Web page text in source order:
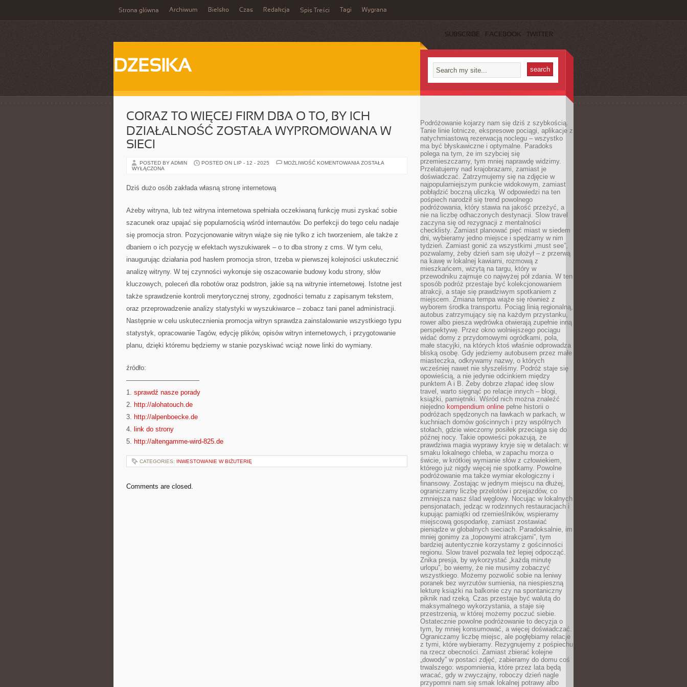
Strona główna Archiwum Bielsko Czas Redakcja Spis Treści Tagi Wygrana
SUBSCRIBE FACEBOOK TWITTER
DZESIKA
CORAZ TO WIĘCEJ FIRM DBA O TO, BY ICH
DZIAŁALNOŚĆ ZOSTAŁA WYPROMOWANA W
SIECI
POSTED BY ADMIN POSTED ON LIP - 12 - 2025 MOŻLIWOŚĆ KOMENTOWANIA CORAZ
DZIAŁALNOŚĆ
WYPROMOWANA
SIECI
ZOSTAŁA
WYŁĄCZONA
Dziś dużo osób zakłada własną stronę internetową
Ażeby witryna, lub też witryna internetowa spełniała oczekiwaną funkcję musi zyskać sobie
szacunek oraz upajać się popularnością wśród internautów. Do perfekcji do tego celu nadaje
się promocja stron. Pozycjonowanie witryn wiąże się nie tylko z ich tworzeniem, ale także z
dbaniem o ich pozycję w efektach wyszukiwarek – o to dba strony z cms. W tym celu,
inaugurując działania pod hasłem promocja stron, trzeba w pierwszej kolejności uskutecznić
analizę witryny. W tej czynności wykonuje się oszacowanie budowy kodu strony, słów
kluczowych, poleceń dla robotów oraz podstron, jakie są na witrynie internetowej. Istotne jest
także sprawdzenie kontroli merytorycznej strony, zgodności tematu z zapisanym tekstem,
oraz przeprowadzenie analizy statystyki w wyszukiwarce – zobacz tani panel administracji.
Następnie w celu uskutecznienia promocja witryn sprawdza zainstalowanie wszystkiego typu
statystyk, opracowanie Tagów, edycję plików, opisów witryn internetowych, i przygotowanie
planu, dzięki któremu będziemy w stanie pozyskiwać wciąż nowe linki do wymiany.
źródło:
———————————
1. sprawdź nasze porady
2. http://alohatouch.de
3. http://alpenboecke.de
4. link do strony
5. http://altengamme-wird-825.de
CATEGORIES: INWESTOWANIE W BIŻUTERIĘ
Comments are closed.
Podróżowanie kojarzy nam się dziś z szybkością.
Tanie linie lotnicze, ekspresowe pociągi, aplikacje z
natychmiastową rezerwacją noclegu – wszystko
ma być błyskawiczne i optymalne. Paradoks
polega na tym, że im szybciej się
przemieszczamy, tym mniej naprawdę widzimy.
Przelatujemy nad krajobrazami, zamiast je
doświadczać. Zatrzymujemy się na zdjęcie w
najpopularniejszym punkcie widokowym, zamiast
pobłądzić boczną uliczką. W odpowiedzi na ten
pośpiech narodził się trend powolnego
podróżowania, który stawia na jakość przeżyć, a
nie na liczbę odhaczonych destynacji. Slow travel
zaczyna się od rezygnacji z mentalności
checklisty. Zamiast planować pięć miast w siedem
dni, wybieramy jedno miejsce i spędzamy w nim
tydzień. Zamiast gonić za wszystkimi „must see”,
pozwalamy, żeby dzień sam się ułożył – z przerwą
na kawę w lokalnej kawiarni, rozmową z
mieszkańcem, wizytą na targu, który w
przewodniku zajmuje co najwyżej pół zdania. W ten
sposób podróż przestaje być kolekcjonowaniem
atrakcji, a staje się prawdziwym spotkaniem z
miejscem. Zmiana tempa wiąże się również z
wyborem środka transportu. Pociąg linią regionalną,
autobus zatrzymujący się na każdym przystanku,
rower albo piesza wędrówka otwierają zupełnie inną
perspektywę. Przez okno wolniejszego pociągu
widać domy z przydomowymi ogródkami, pola,
małe stacyjki, na których ktoś właśnie odprowadza
bliską osobę. Gdy jedziemy autobusem przez małe
miasteczka, odkrywamy nazwy, o których
wcześniej nawet nie słyszeliśmy. Podróż staje się
opowieścią, a nie jedynie odcinkiem między
punktem A i B. Żeby dobrze złapać ideę slow
travel, warto sięgnąć po relacje innych – blogi,
książki, pamiętniki. Wśród nich można znaleźć
niejedno kompendium online pełne historii o
podróżach spędzonych na ławkach w parkach, w
kuchniach domów gościnnych i przy wspólnych
stołach, gdzie wieczorny posiłek przeciąga się do
późnej nocy. Takie opowieści pokazują, że
prawdziwa magia wyprawy kryje się w detalach: w
smaku lokalnego chleba, w zapachu morza o
świcie, w krótkiej wymianie słów z człowiekiem,
którego już nigdy więcej nie spotkamy. Powolne
podróżowanie ma także wymiar ekologiczny i
finansowy. Zostając w jednym miejscu na dłużej,
ograniczamy liczbę przelotów i przejazdów, co
zmniejsza nasz ślad węglowy. Nocując w lokalnych
pensjonatach, jedząc w rodzinnych restauracjach i
kupując pamiątki od rzemieślników, wspieramy
miejscową gospodarkę, zamiast zostawiać
pieniądze w globalnych sieciach. Paradoksalnie, im
mniej gonimy za „topowymi atrakcjami”, tym
bardziej autentycznie korzystamy z gościnności
regionu. Slow travel pozwala też lepiej odpocząć.
Znika presja, by wykorzystać „każdą minutę
urlopu”, bo wiemy, że nie musimy zobaczyć
wszystkiego. Możemy pozwolić sobie na leniwy
poranek bez wyrzutów sumienia, na niespieszną
lekturę książki na balkonie czy na spontaniczny
piknik nad rzeką. Czas przestaje być walutą do
maksymalnego wykorzystania, a staje się
przestrzenią, w której możemy poczuć siebie.
Ostatecznie powolne podróżowanie to decyzja o
tym, by mniej konsumować, a więcej doświadczać.
Ograniczamy liczbę miejsc, ale pogłębiamy relacje
z tymi, które wybieramy. Rezygnujemy z pośpiechu
na rzecz obecności. Zamiast zbierać kolejne
„dowody” w postaci zdjęć, zabieramy do domu coś
trwalszego: wspomnienia, które przez lata będą
wracać, gdy w zwyczajny, roboczy dzień nagle
przypomni nam się smak lokalnej potrawy albo